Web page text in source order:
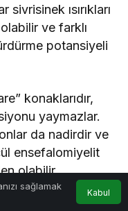
ısırıkları
ve farklı
potansiyeli
konaklarıdır,
yaymazlar.
da nadirdir ve
ensefalomiyelit
olabilir.
sağlamak
Kabul
Bildirimler
0